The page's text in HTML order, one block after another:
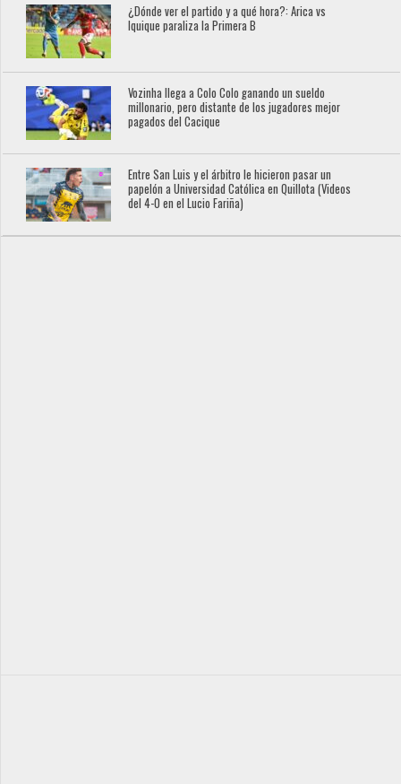
¿Dónde ver el partido y a qué hora?: Arica vs
Iquique paraliza la Primera B
Vozinha llega a Colo Colo ganando un sueldo
millonario, pero distante de los jugadores mejor
pagados del Cacique
Entre San Luis y el árbitro le hicieron pasar un
papelón a Universidad Católica en Quillota (Videos
del 4-0 en el Lucio Fariña)